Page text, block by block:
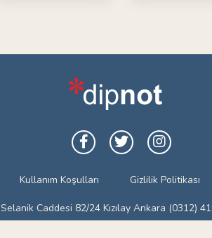
Kullanım Koşulları Gizlilik Politikası
Selanik Caddesi 82/24 Kızılay Ankara (0312)